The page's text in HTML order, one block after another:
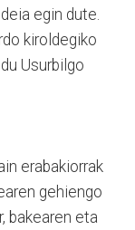
egin dute.
kiroldegiko
Usurbilgo
erabakiorrak
gehiengo
bakearen eta